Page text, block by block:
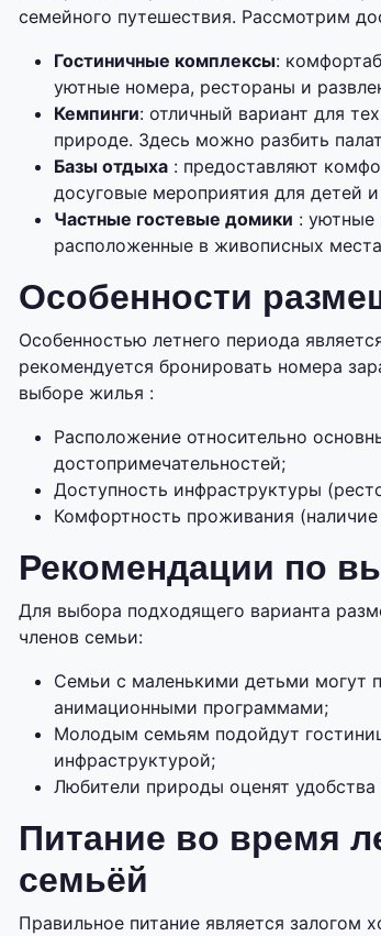
семейного путешествия. Рассмотрим
Гостиничные комплексы:
уютные номера, рестораны и
Кемпинги: отличный вариант для
природе. Здесь можно разбить
Базы отдыха : предоставляют
досуговые мероприятия для детей
Частные гостевые домики : уютные
расположенные в живописных
Особенности
Особенностью летнего периода
рекомендуется бронировать номера
выборе жилья :
Расположение относительно
достопримечательностей;
Доступность инфраструктуры
Комфортность проживания
Рекомендации по
Для выбора подходящего варианта
членов семьи:
Семьи с маленькими детьми могут
анимационными программами;
Молодым семьям подойдут
инфраструктурой;
Любители природы оценят
Питание во время
семьёй
Правильное питание является залогом